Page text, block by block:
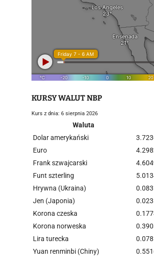
KURSY WALUT NBP
Kurs z dnia: 6 sierpnia 2026
Waluta
Dolar amerykański
Euro
Frank szwajcarski
Funt szterling
Hrywna (Ukraina)
Jen (Japonia)
Korona czeska
Korona norweska
Lira turecka
Yuan renminbi (Chiny)